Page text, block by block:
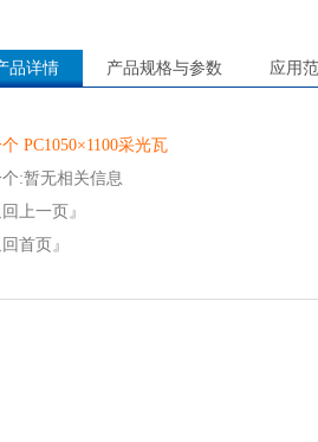
品详情 产品规格与参数 应用
PC1050×1100采光瓦
:暂无相关信息
回上一页』
回首页』